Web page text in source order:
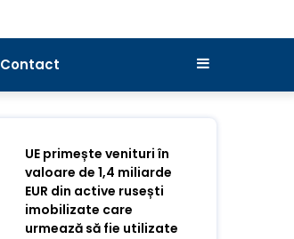
Contact Bara
UE primește venituri în
valoare de 1,4 miliarde
EUR din active rusești
imobilizate care
urmează să fie utilizate